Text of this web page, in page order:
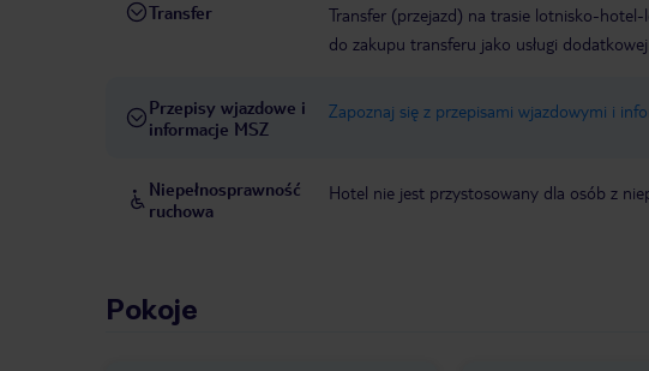
Transfer
Transfer (przejazd) na trasie lotnisko-
do zakupu transferu jako usługi
Przepisy wjazdowe i
informacje MSZ
Zapoznaj się z przepisami wjazdowymi i
Niepełnosprawność
ruchowa
Hotel nie jest przystosowany dla osób z
Pokoje